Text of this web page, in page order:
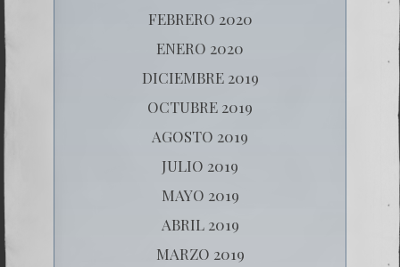
FEBRERO 2020
ENERO 2020
DICIEMBRE 2019
OCTUBRE 2019
AGOSTO 2019
JULIO 2019
MAYO 2019
ABRIL 2019
MARZO 2019